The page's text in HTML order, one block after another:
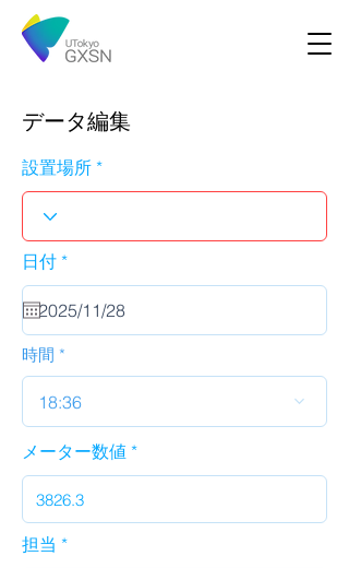
データ編集
設置場所
日付 *r
u
i
d
時間
18:36
メーター数値
担当